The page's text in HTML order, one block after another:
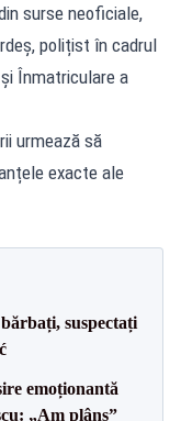
surse neoficiale,
polițist în cadrul
Înmatriculare a
urmează să
exacte ale
suspectați
emoționantă
„Am plâns”